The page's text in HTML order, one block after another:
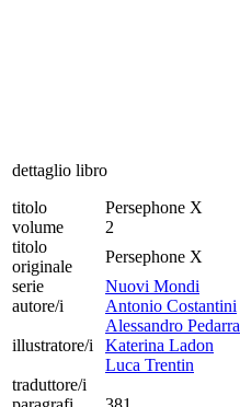
dettaglio libro
titolo
Persephone X
volume
2
titolo
originale
Persephone X
serie
Nuovi Mondi
autore/i
Antonio Costantini
illustratore/i
Alessandro Pedarra
Katerina Ladon
Luca Trentin
traduttore/i